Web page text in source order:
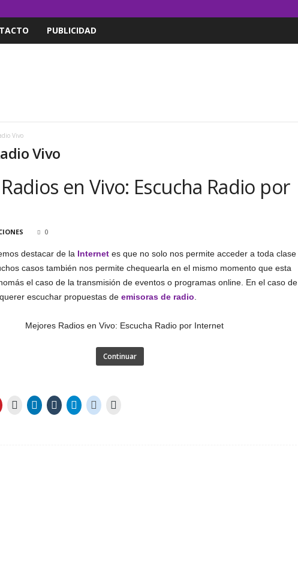
PUBLICIDAD
Vivo
Vivo
en Vivo: Escucha Radio por
0
destacar de la Internetes que no solo nos permite acceder a toda clase
casos también nos permite chequearla en el mismo momento que esta
el caso de la transmisión de eventos o programas online. En el caso de
escuchar propuestas de emisoras de radio
Continuar